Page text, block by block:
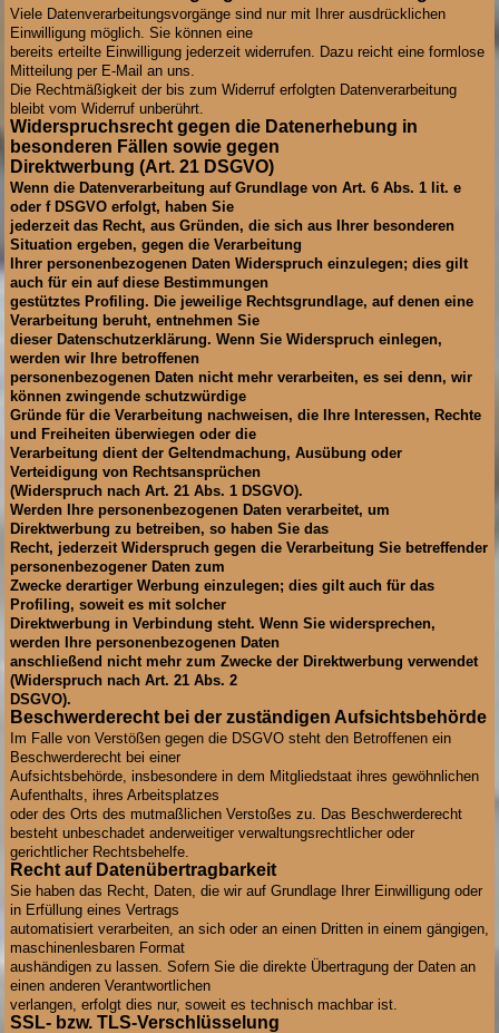
Viele Datenverarbeitungsvorgänge sind nur mit Ihrer ausdrücklichen
Einwilligung möglich. Sie können eine
bereits erteilte Einwilligung jederzeit widerrufen. Dazu reicht eine formlose
Mitteilung per E-Mail an uns.
Die Rechtmäßigkeit der bis zum Widerruf erfolgten Datenverarbeitung
bleibt vom Widerruf unberührt.
Widerspruchsrecht gegen die Datenerhebung in
besonderen Fällen sowie gegen
Direktwerbung (Art. 21 DSGVO)
Wenn die Datenverarbeitung auf Grundlage von Art. 6 Abs. 1 lit. e
oder f DSGVO erfolgt, haben Sie
jederzeit das Recht, aus Gründen, die sich aus Ihrer besonderen
Situation ergeben, gegen die Verarbeitung
Ihrer personenbezogenen Daten Widerspruch einzulegen; dies gilt
auch für ein auf diese Bestimmungen
gestütztes Profiling. Die jeweilige Rechtsgrundlage, auf denen eine
Verarbeitung beruht, entnehmen Sie
dieser Datenschutzerklärung. Wenn Sie Widerspruch einlegen,
werden wir Ihre betroffenen
personenbezogenen Daten nicht mehr verarbeiten, es sei denn, wir
können zwingende schutzwürdige
Gründe für die Verarbeitung nachweisen, die Ihre Interessen, Rechte
und Freiheiten überwiegen oder die
Verarbeitung dient der Geltendmachung, Ausübung oder
Verteidigung von Rechtsansprüchen
(Widerspruch nach Art. 21 Abs. 1 DSGVO).
Werden Ihre personenbezogenen Daten verarbeitet, um
Direktwerbung zu betreiben, so haben Sie das
Recht, jederzeit Widerspruch gegen die Verarbeitung Sie betreffender
personenbezogener Daten zum
Zwecke derartiger Werbung einzulegen; dies gilt auch für das
Profiling, soweit es mit solcher
Direktwerbung in Verbindung steht. Wenn Sie widersprechen,
werden Ihre personenbezogenen Daten
anschließend nicht mehr zum Zwecke der Direktwerbung verwendet
(Widerspruch nach Art. 21 Abs. 2
DSGVO).
Beschwerderecht bei der zuständigen Aufsichtsbehörde
Im Falle von Verstößen gegen die DSGVO steht den Betroffenen ein
Beschwerderecht bei einer
Aufsichtsbehörde, insbesondere in dem Mitgliedstaat ihres gewöhnlichen
Aufenthalts, ihres Arbeitsplatzes
oder des Orts des mutmaßlichen Verstoßes zu. Das Beschwerderecht
besteht unbeschadet anderweitiger verwaltungsrechtlicher oder
gerichtlicher Rechtsbehelfe.
Recht auf Datenübertragbarkeit
Sie haben das Recht, Daten, die wir auf Grundlage Ihrer Einwilligung oder
in Erfüllung eines Vertrags
automatisiert verarbeiten, an sich oder an einen Dritten in einem gängigen,
maschinenlesbaren Format
aushändigen zu lassen. Sofern Sie die direkte Übertragung der Daten an
einen anderen Verantwortlichen
verlangen, erfolgt dies nur, soweit es technisch machbar ist.
SSL- bzw. TLS-Verschlüsselung